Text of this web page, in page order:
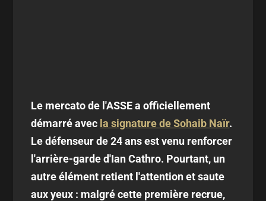
Le mercato de l'ASSE a officiellement
démarré avec la signature de Sohaib Naïr.
Le défenseur de 24 ans est venu renforcer
l'arrière-garde d'Ian Cathro. Pourtant, un
autre élément retient l'attention et saute
aux yeux : malgré cette première recrue,